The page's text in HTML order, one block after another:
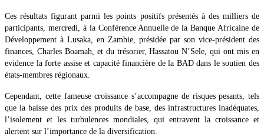
Ces résultats figurant parmi les points positifs présentés à des milliers de
participants, mercredi, à la Conférence Annuelle de la Banque Africaine de
Développement à Lusaka, en Zambie, présidée par son vice-président des
finances, Charles Boamah, et du trésorier, Hassatou N’Sele, qui ont mis en
evidence la forte assise et capacité financière de la BAD dans le soutien des
états-membres régionaux.
Cependant, cette fameuse croissance s’accompagne de risques pesants, tels
que la baisse des prix des produits de base, des infrastructures inadéquates,
l’isolement et les turbulences mondiales, qui entravent la croissance et
alertent sur l’importance de la diversification.